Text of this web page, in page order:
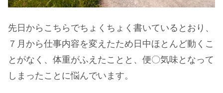
先日からこちらでちょくちょく書いているとおり、
７月から仕事内容を変えたため日中ほとんど動くこ
とがなく、体重がふえたことと、便〇気味となって
しまったことに悩んでいます。